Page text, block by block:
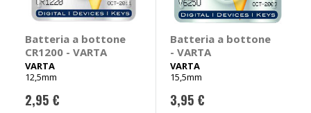
Batteria a bottone
CR1200 - VARTA
VARTA
12,5mm
2,95 €
Batteria a bottone
- VARTA
VARTA
15,5mm
3,95 €